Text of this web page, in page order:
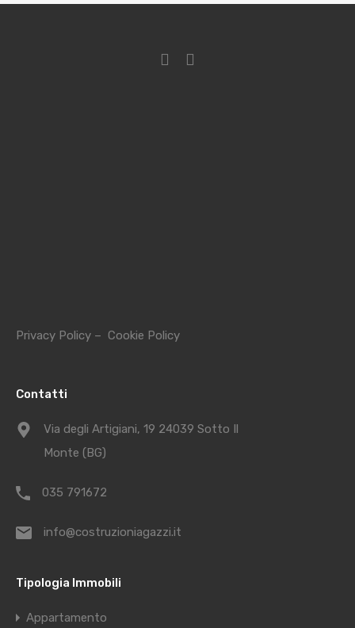
Privacy Policy – Cookie Policy
Contatti
Via degli Artigiani, 19 24039 Sotto Il
Monte (BG)
035 791672
info@costruzioniagazzi.it
Tipologia Immobili
Appartamento